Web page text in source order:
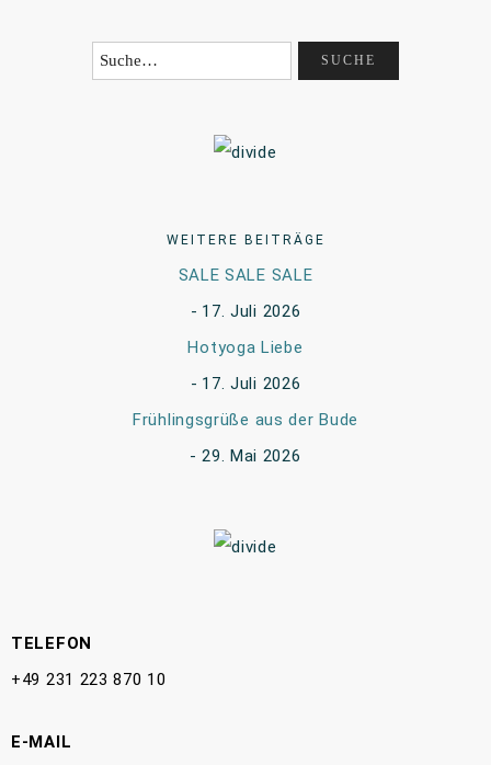
WEITERE BEITRÄGE
SALE SALE SALE
17. Juli 2026
Hotyoga Liebe
17. Juli 2026
Frühlingsgrüße aus der Bude
29. Mai 2026
TELEFON
+49 231 223 870 10
E-MAIL